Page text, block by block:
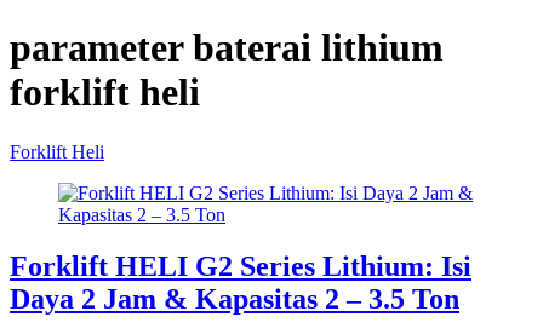
parameter baterai lithium
forklift heli
Forklift Heli
Forklift HELI G2 Series Lithium: Isi
Daya 2 Jam & Kapasitas 2 – 3.5 Ton